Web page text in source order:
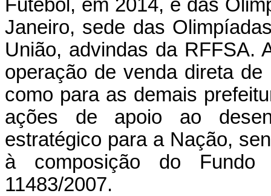
Futebol, em 2014, e das
Janeiro, sede das
União, advindas da RFFSA.
operação de venda direta
como para as demais
ações de apoio ao
estratégico para a Nação,
à composição do
11483/2007.